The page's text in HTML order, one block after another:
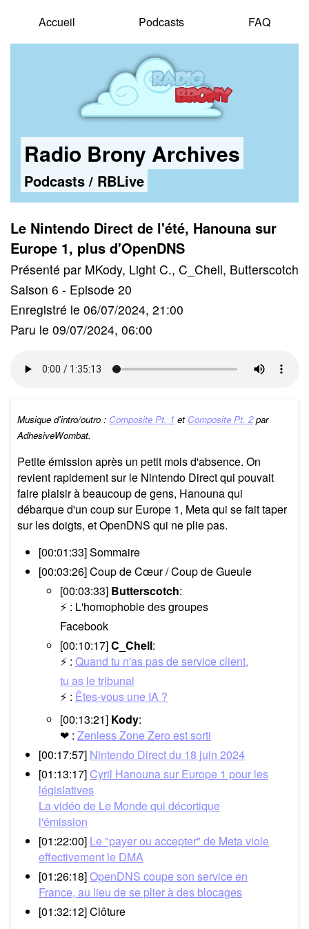
Accueil Podcasts FAQ
Radio Brony Archives
Podcasts/ RBLive
Le Nintendo Direct de l'été, Hanouna sur
Europe 1, plus d'OpenDNS
Présenté par MKody, Light C., C_Chell, Butterscotch
Saison 6 - Episode 20
Enregistré le 06/07/2024, 21:00
Paru le 09/07/2024, 06:00
Musique d'intro/outro : Composite Pt. 1 et Composite Pt. 2par
AdhesiveWombat.
Petite émission après un petit mois d'absence. On
revient rapidement sur le Nintendo Direct qui pouvait
faire plaisir à beaucoup de gens, Hanouna qui
débarque d'un coup sur Europe 1, Meta qui se fait taper
sur les doigts, et OpenDNS qui ne plie pas.
[00:01:33] Sommaire
[00:03:26] Coup de Cœur / Coup de Gueule
[00:03:33] Butterscotch:
⚡ : L'homophobie des groupes
Facebook
[00:10:17]C_Chell:
⚡ : Quand tu n'as pas de service client,
tu as le tribunal
⚡ : Êtes-vous une IA ?
[00:13:21] Kody:
❤ : Zenless Zone Zero est sorti
[00:17:57] Nintendo Direct du 18 juin 2024
[01:13:17] Cyril Hanouna sur Europe 1 pour les
législatives
La vidéo de Le Monde qui décortique
l'émission
[01:22:00] Le "payer ou accepter" de Meta viole
effectivement le DMA
[01:26:18]OpenDNS coupe son service en
France, au lieu de se plier à des blocages
[01:32:12] Clôture